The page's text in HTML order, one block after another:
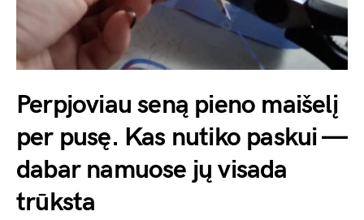
Perpjoviau seną pieno maišelį
per pusę. Kas nutiko paskui —
dabar namuose jų visada
trūksta